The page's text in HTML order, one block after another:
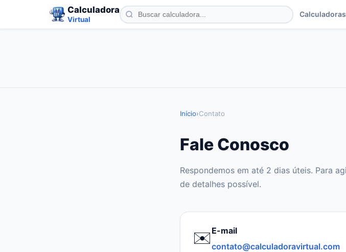
Calculadora
Virtual
Calculadoras
Início›Contato
Fale Conosco
Respondemos em até 2 dias úteis. Para
de detalhes possível.
✉️ E-mail
contato@calculadoravirtual.com